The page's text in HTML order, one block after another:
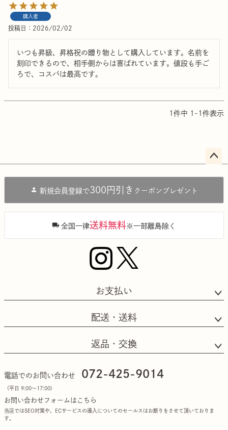
購入者
投稿日 2026/02/02
いつも昇級、昇格祝の贈り物として購入しています。名前を
刻印できるので、相手側からは喜ばれています。値段も手ご
ろで、コスパは最高です。
1 件中 1 - 1 件表示
へ
新規会員登録で300円引き クーポンプレゼント
全国一律送料無料※一部離島除く
お支払い
配送・送料
返品・交換
電話でのお問い合わせ 072-425-9014
（平日 9:00〜17:00)
お問い合わせフォームはこちら
当店ではSEO対策や、ECサービスの導入についてのセールスはお断りをさせて頂いておりま
す。